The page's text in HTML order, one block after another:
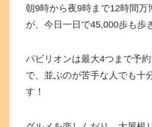
朝9時から夜9時まで12時間万
が、今日一日で45,000歩も歩
パビリオンは最大4つまで予
で、並ぶのが苦手な人でも十
す！